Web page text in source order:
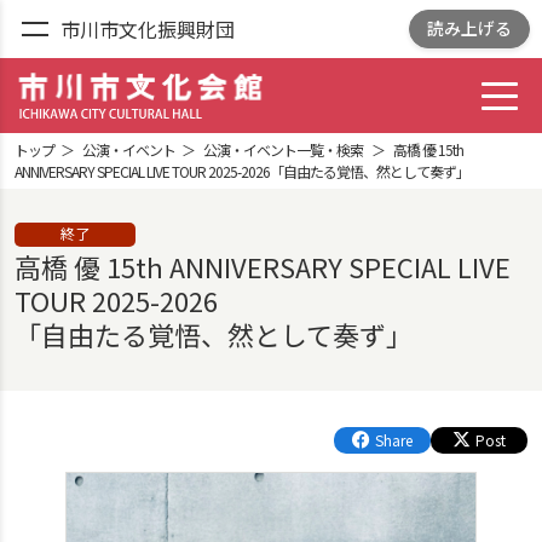
市川市文化振興財団 読み上げる
ICHIKAWA CITY
CULTRURAL HALL
トップ 公演・イベント 公演・イベント一覧・検索
高橋 優 15th
ANNIVERSARY SPECIAL LIVE TOUR 2025-2026「自由たる覚悟、然として奏ず」
終了
高橋 優 15th ANNIVERSARY SPECIAL LIVE
TOUR 2025-2026
「自由たる覚悟、然として奏ず」
Share Post